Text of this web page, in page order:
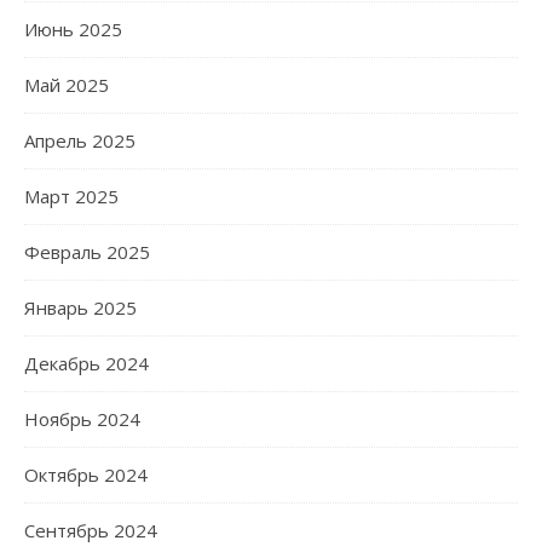
Июнь 2025
Май 2025
Апрель 2025
Март 2025
Февраль 2025
Январь 2025
Декабрь 2024
Ноябрь 2024
Октябрь 2024
Сентябрь 2024